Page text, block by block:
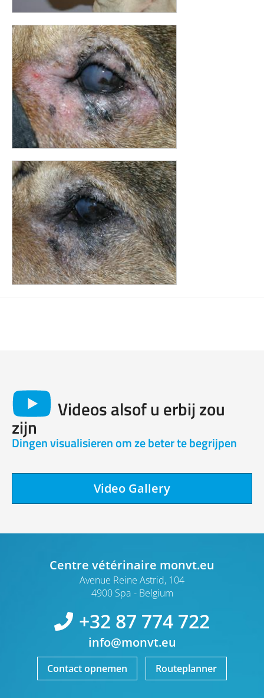
Videos alsof u erbij zou
zijn
Dingen visualisieren om ze beter te begrijpen
Video Gallery
Centre vétérinaire monvt.eu
Avenue Reine Astrid, 104
4900 Spa
Belgium
+32 87 774 722
info@monvt.eu
Contact opnemen Routeplanner